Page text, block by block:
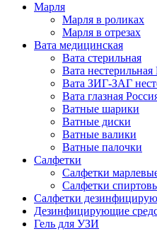
Марля
Марля в роликах
Марля в отрезах
Вата медицинская
Вата стерильная
Вата
Вата ЗИГ-ЗАГ
Вата глазная
Ватные шарики
Ватные диски
Ватные валики
Ватные палочки
Салфетки
Салфетки
Салфетки
Салфетки
Дезинфицирующие
Гель для УЗИ